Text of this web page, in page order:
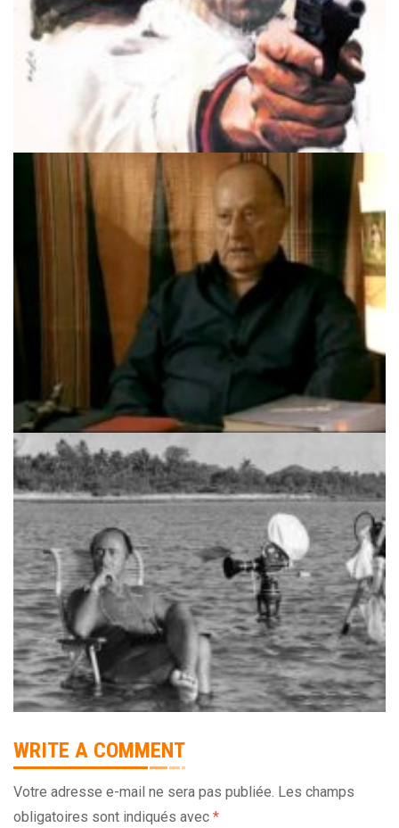
WRITE A COMMENT
Votre adresse e-mail ne sera pas publiée. Les champs
obligatoires sont indiqués avec *